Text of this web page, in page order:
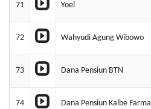
71 Yoel
72 Wahyudi Agung Wibowo
73 Dana Pensiun BTN
74 Dana Pensiun Kalbe Farma